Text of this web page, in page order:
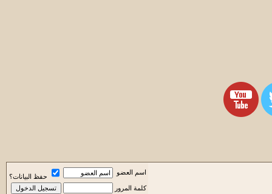
اسم العضو
حفظ البيانات؟
كلمة المرور